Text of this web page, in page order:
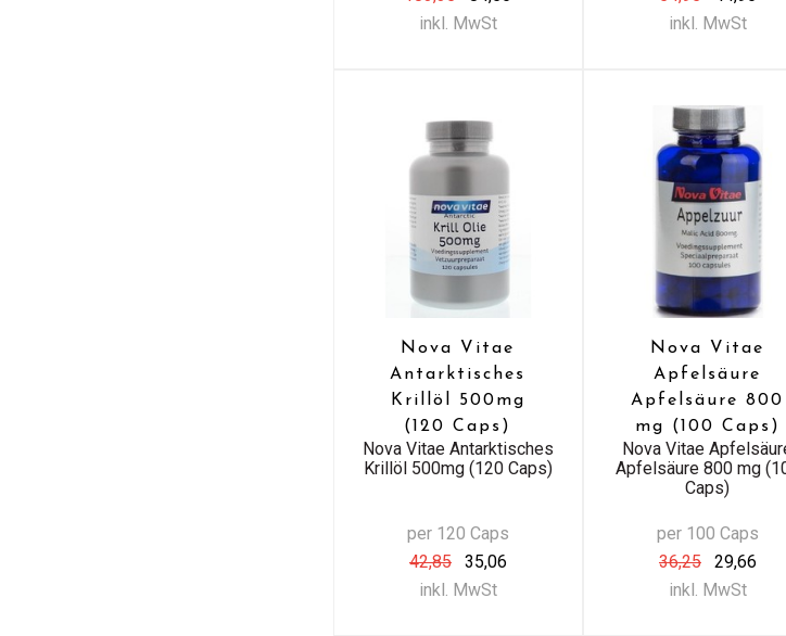
inkl. MwSt
inkl. MwSt
Nova Vitae
Antarktisches
Krillöl 500mg
(120 Caps)
Nova Vitae Antarktisches
Krillöl 500mg (120 Caps)
per 120 Caps
42,85
35,06
inkl. MwSt
Nova Vitae
Apfelsäure
Apfelsäure 800
mg (100 Caps)
Nova Vitae
Apfelsäure 800 mg
Caps)
per 100 Caps
36,25
29,66
inkl. MwSt